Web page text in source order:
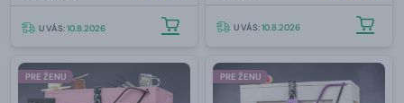
U VÁS:10.8.2026 U VÁS:10.8.2026
PRE ŽENU PRE ŽENU